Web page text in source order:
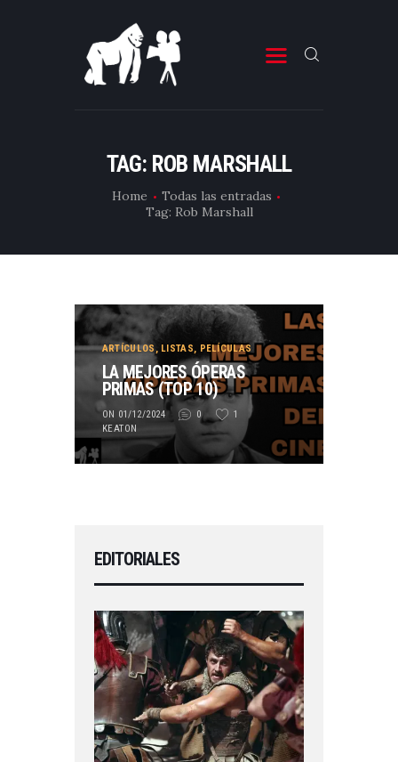
TAG: ROB MARSHALL
Home
Todas las entradas
Tag: Rob Marshall
ESTRENOS DE TELEVISIÓN
CRÍTICAS
ARTÍCULOS
ESPECIALES
EDITORIALES
EQUIPO DE BBK
TÉRMINOS Y CONDICIONES
ARTÍCULOS , LISTAS, PELÍCULAS
LA MEJORES ÓPERAS
PRIMAS (TOP 10)
ON 01/12/2024 0
1
KEATON
EDITORIALES